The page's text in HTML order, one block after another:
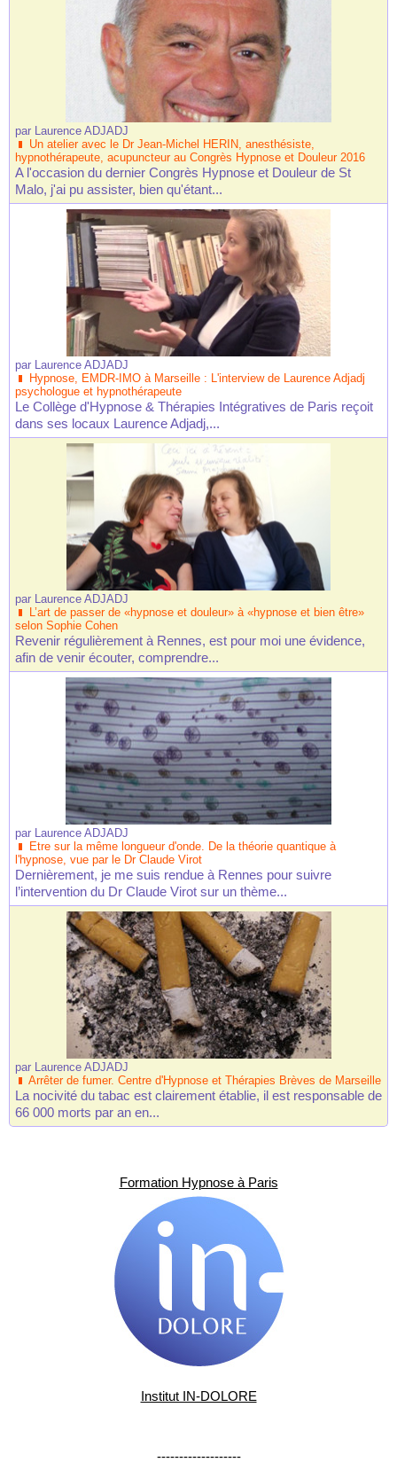
par Laurence ADJADJ
Un atelier avec le Dr Jean-Michel HERIN, anesthésiste,
hypnothérapeute, acupuncteur au Congrès Hypnose et Douleur 2016
A l'occasion du dernier Congrès Hypnose et Douleur de St
Malo, j'ai pu assister, bien qu'étant...
par Laurence ADJADJ
Hypnose, EMDR-IMO à Marseille : L'interview de Laurence Adjadj
psychologue et hypnothérapeute
Le Collège d'Hypnose & Thérapies Intégratives de Paris reçoit
dans ses locaux Laurence Adjadj,...
par Laurence ADJADJ
L’art de passer de «hypnose et douleur» à «hypnose et bien être»
selon Sophie Cohen
Revenir régulièrement à Rennes, est pour moi une évidence,
afin de venir écouter, comprendre...
par Laurence ADJADJ
Etre sur la même longueur d'onde. De la théorie quantique à
l'hypnose, vue par le Dr Claude Virot
Dernièrement, je me suis rendue à Rennes pour suivre
l’intervention du Dr Claude Virot sur un thème...
par Laurence ADJADJ
Arrêter de fumer. Centre d'Hypnose et Thérapies Brèves de Marseille
La nocivité du tabac est clairement établie, il est responsable de
66 000 morts par an en...
Formation Hypnose à Paris
Institut IN-DOLORE
-------------------